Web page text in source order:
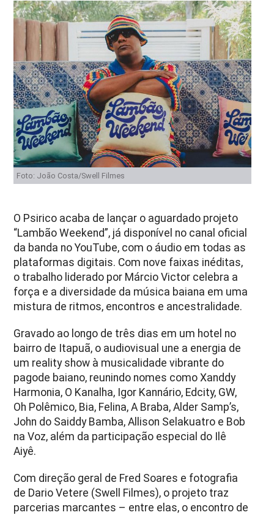
Foto: João Costa/Swell Filmes
O Psirico acaba de lançar o aguardado projeto
“Lambão Weekend”, já disponível no canal oficial
da banda no YouTube, com o áudio em todas as
plataformas digitais. Com nove faixas inéditas,
o trabalho liderado por Márcio Victor celebra a
força e a diversidade da música baiana em uma
mistura de ritmos, encontros e ancestralidade.
Gravado ao longo de três dias em um hotel no
bairro de Itapuã, o audiovisual une a energia de
um reality show à musicalidade vibrante do
pagode baiano, reunindo nomes como Xanddy
Harmonia, O Kanalha, Igor Kannário, Edcity, GW,
Oh Polêmico, Bia, Felina, A Braba, Alder Samp’s,
John do Saiddy Bamba, Allison Selakuatro e Bob
na Voz, além da participação especial do Ilê
Aiyê.
Com direção geral de Fred Soares e fotografia
de Dario Vetere (Swell Filmes), o projeto traz
parcerias marcantes – entre elas, o encontro de